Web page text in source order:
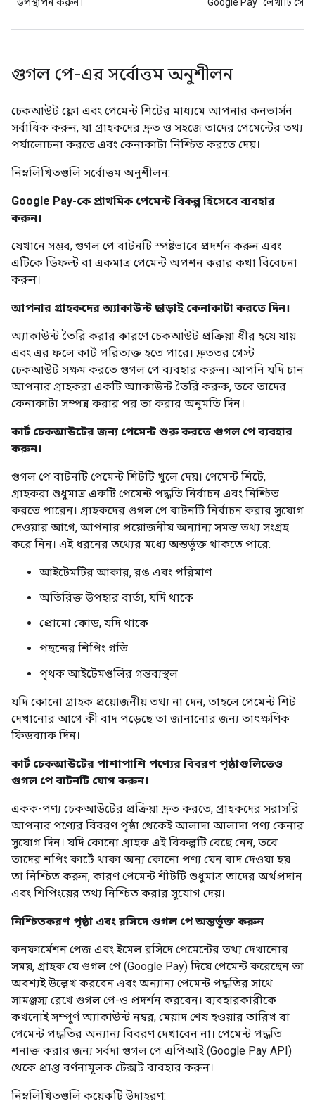
গুগল পে-এর সর্বোত্তম অনুশীলন
চেকআউট ফ্লো এবং পেমেন্ট শিটের মাধ্যমে আপনার কনভার্সন
সর্বাধিক করুন, যা গ্রাহকদের দ্রুত ও সহজে তাদের পেমেন্টের তথ্য
পর্যালোচনা করতে এবং কেনাকাটা নিশ্চিত করতে দেয়।
নিম্নলিখিতগুলি সর্বোত্তম অনুশীলন:
Google Pay-কে প্রাথমিক পেমেন্ট বিকল্প হিসেবে ব্যবহার
করুন।
যেখানে সম্ভব, গুগল পে বাটনটি স্পষ্টভাবে প্রদর্শন করুন এবং
এটিকে ডিফল্ট বা একমাত্র পেমেন্ট অপশন করার কথা বিবেচনা
করুন।
আপনার গ্রাহকদের অ্যাকাউন্ট ছাড়াই কেনাকাটা করতে দিন।
অ্যাকাউন্ট তৈরি করার কারণে চেকআউট প্রক্রিয়া ধীর হয়ে যায়
এবং এর ফলে কার্ট পরিত্যক্ত হতে পারে। দ্রুততর গেস্ট
চেকআউট সক্ষম করতে গুগল পে ব্যবহার করুন। আপনি যদি চান
আপনার গ্রাহকরা একটি অ্যাকাউন্ট তৈরি করুক, তবে তাদের
কেনাকাটা সম্পন্ন করার পর তা করার অনুমতি দিন।
কার্ট চেকআউটের জন্য পেমেন্ট শুরু করতে গুগল পে ব্যবহার
করুন।
গুগল পে বাটনটি পেমেন্ট শিটটি খুলে দেয়। পেমেন্ট শিটে,
গ্রাহকরা শুধুমাত্র একটি পেমেন্ট পদ্ধতি নির্বাচন এবং নিশ্চিত
করতে পারেন। গ্রাহকদের গুগল পে বাটনটি নির্বাচন করার সুযোগ
দেওয়ার আগে, আপনার প্রয়োজনীয় অন্যান্য সমস্ত তথ্য সংগ্রহ
করে নিন। এই ধরনের তথ্যের মধ্যে অন্তর্ভুক্ত থাকতে পারে:
আইটেমটির আকার, রঙ এবং পরিমাণ
অতিরিক্ত উপহার বার্তা, যদি থাকে
প্রোমো কোড, যদি থাকে
পছন্দের শিপিং গতি
পৃথক আইটেমগুলির গন্তব্যস্থল
যদি কোনো গ্রাহক প্রয়োজনীয় তথ্য না দেন, তাহলে পেমেন্ট শিট
দেখানোর আগে কী বাদ পড়েছে তা জানানোর জন্য তাৎক্ষণিক
ফিডব্যাক দিন।
কার্ট চেকআউটের পাশাপাশি পণ্যের বিবরণ পৃষ্ঠাগুলিতেও
গুগল পে বাটনটি যোগ করুন।
একক-পণ্য চেকআউটের প্রক্রিয়া দ্রুত করতে, গ্রাহকদের সরাসরি
আপনার পণ্যের বিবরণ পৃষ্ঠা থেকেই আলাদা আলাদা পণ্য কেনার
সুযোগ দিন। যদি কোনো গ্রাহক এই বিকল্পটি বেছে নেন, তবে
তাদের শপিং কার্টে থাকা অন্য কোনো পণ্য যেন বাদ দেওয়া হয়
তা নিশ্চিত করুন, কারণ পেমেন্ট শীটটি শুধুমাত্র তাদের অর্থপ্রদান
এবং শিপিংয়ের তথ্য নিশ্চিত করার সুযোগ দেয়।
নিশ্চিতকরণ পৃষ্ঠা এবং রসিদে গুগল পে অন্তর্ভুক্ত করুন
কনফার্মেশন পেজ এবং ইমেল রসিদে পেমেন্টের তথ্য দেখানোর
সময়, গ্রাহক যে গুগল পে (Google Pay) দিয়ে পেমেন্ট করেছেন তা
অবশ্যই উল্লেখ করবেন এবং অন্যান্য পেমেন্ট পদ্ধতির সাথে
সামঞ্জস্য রেখে গুগল পে-ও প্রদর্শন করবেন। ব্যবহারকারীকে
কখনোই সম্পূর্ণ অ্যাকাউন্ট নম্বর, মেয়াদ শেষ হওয়ার তারিখ বা
পেমেন্ট পদ্ধতির অন্যান্য বিবরণ দেখাবেন না। পেমেন্ট পদ্ধতি
শনাক্ত করার জন্য সর্বদা গুগল পে এপিআই (Google Pay API)
থেকে প্রাপ্ত বর্ণনামূলক টেক্সট ব্যবহার করুন।
নিম্নলিখিতগুলি কয়েকটি উদাহরণ: